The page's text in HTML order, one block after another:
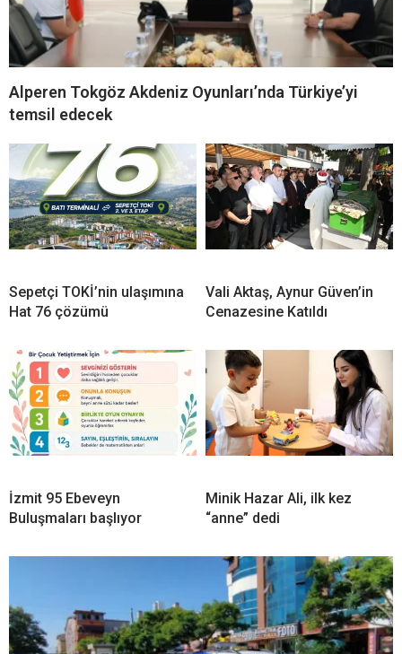
Alperen Tokgöz Akdeniz Oyunları’nda Türkiye’yi
temsil edecek
Sepetçi TOKİ’nin ulaşımına
Hat 76 çözümü
Vali Aktaş, Aynur Güven’in
Cenazesine Katıldı
İzmit 95 Ebeveyn
Buluşmaları başlıyor
Minik Hazar Ali, ilk kez
“anne” dedi